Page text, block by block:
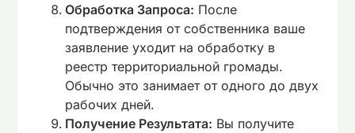
Обработка Запроса: После
подтверждения от собственника ваше
заявление уходит на обработку в
реестр территориальной громады.
Обычно это занимает от одного до двух
рабочих дней.
Получение Результата: Вы получите